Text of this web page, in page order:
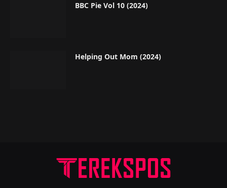
BBC Pie Vol 10 (2024)
Helping Out Mom (2024)